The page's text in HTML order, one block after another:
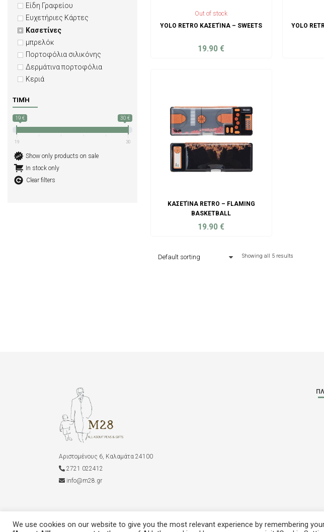
Είδη Γραφείου
Ευχετήριες Κάρτες
Κασετίνες
μπρελόκ
Πορτοφόλια σιλικόνης
Δερμάτινα πορτοφόλια
Κεριά
ΤΙΜΉ
19 € 30 €
19 30
Show only products on sale
In stock only
Clear filters
Out of stock
YOLO RETRO ΚΑΣΕΤΊΝΑ – SWEETS
19.90€
YOLO
ΚΑΣΕΤΊΝΑ RETRO – FLAMING
BASKETBALL
19.90€
Showing all 5 results
Αριστομένους 6, Καλαμάτα 24100
2721 022412
info@m28.gr
We use cookies on our website to give you the most relevant experience by remembering